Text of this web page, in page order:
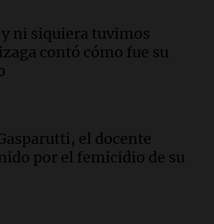
y ciudadanos
reforma de tierras
de Kapanga
en Rosario.
ni siquiera tuvimos
contó cómo fue su
el docente
por el femicidio de su